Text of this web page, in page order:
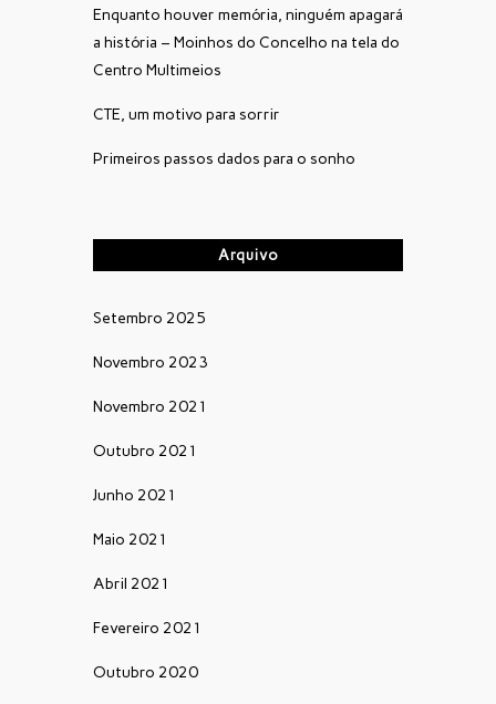
Enquanto houver memória, ninguém apagará
a história – Moinhos do Concelho na tela do
Centro Multimeios
CTE, um motivo para sorrir
Primeiros passos dados para o sonho
Arquivo
Setembro 2025
Novembro 2023
Novembro 2021
Outubro 2021
Junho 2021
Maio 2021
Abril 2021
Fevereiro 2021
Outubro 2020